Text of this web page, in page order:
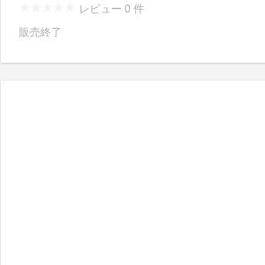
レビュー 0 件
販売終了